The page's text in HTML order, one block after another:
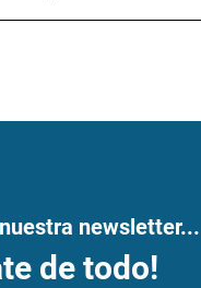
newsletter...
de todo!